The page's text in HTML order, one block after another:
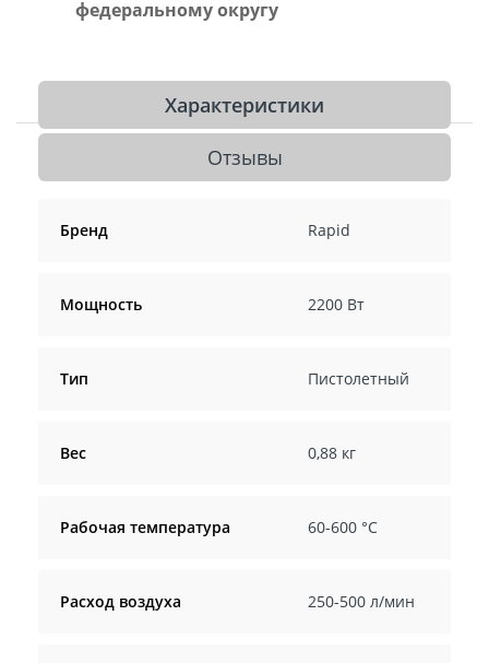
федеральному округу
Характеристики
Отзывы
Бренд Rapid
Мощность 2200 Вт
Тип Пистолетный
Вес 0,88 кг
Рабочая температура 60-600 °С
Расход воздуха 250-500 л/мин